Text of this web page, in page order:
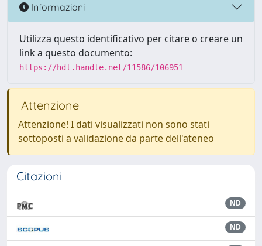
Informazioni
Utilizza questo identificativo per citare o creare un
link a questo documento:
https://hdl.handle.net/11586/106951
Attenzione
Attenzione! I dati visualizzati non sono stati
sottoposti a validazione da parte dell'ateneo
Citazioni
ND
ND